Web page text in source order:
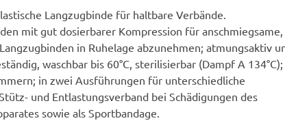
Langzugbinde für haltbare Verbände.
mit gut dosierbarer Kompression für anschmiegsame,
in Ruhelage abzunehmen; atmungsaktiv
waschbar bis 60°C, sterilisierbar (Dampf A 134°C);
in zwei Ausführungen für unterschiedliche
und Entlastungsverband bei Schädigungen des
sowie als Sportbandage.